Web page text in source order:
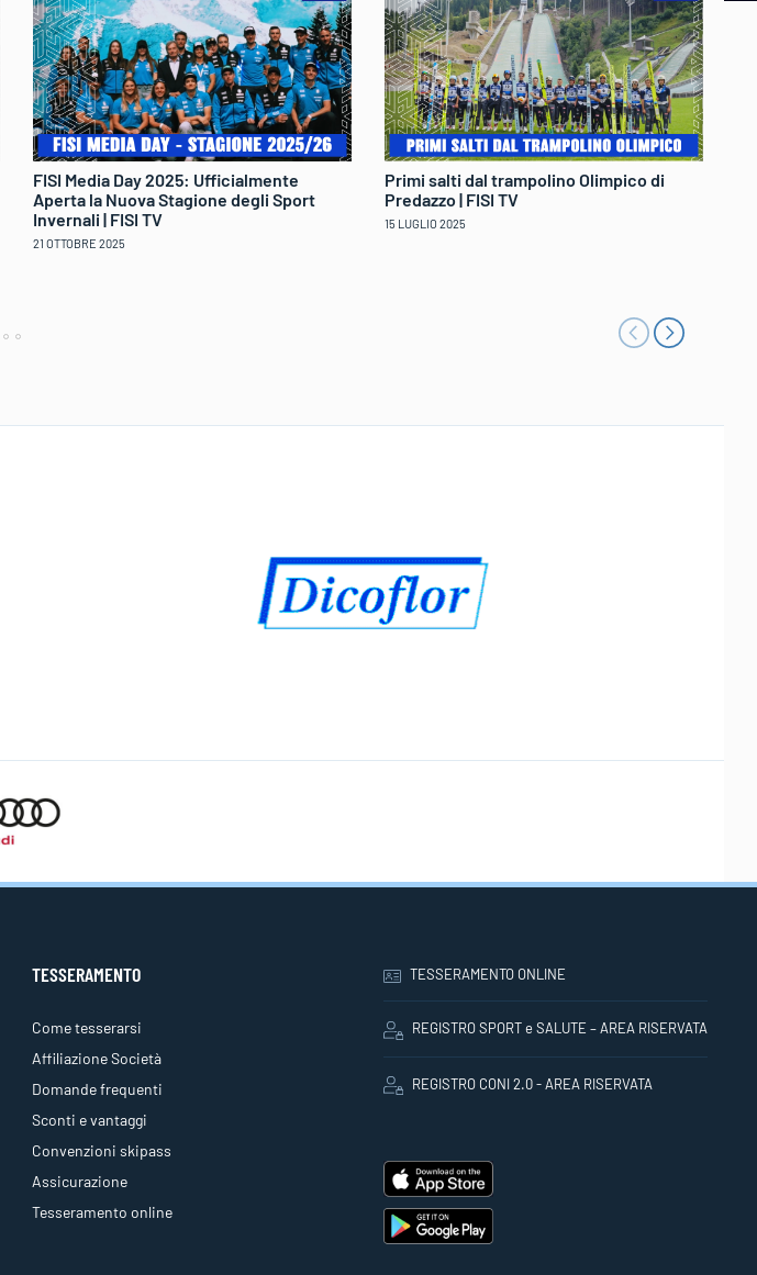
FISI Media Day 2025: Ufficialmente
Aperta la Nuova Stagione degli Sport
Invernali | FISI TV
21 OTTOBRE 2025
Primi salti dal trampolino Olimpico di
Predazzo | FISI TV
15 LUGLIO 2025
TESSERAMENTO
Come tesserarsi
Affiliazione Società
Domande frequenti
Sconti e vantaggi
Convenzioni skipass
Assicurazione
Tesseramento online
TESSERAMENTO ONLINE
REGISTRO SPORT e SALUTE – AREA RISERVATA
REGISTRO CONI 2.0 - AREA RISERVATA